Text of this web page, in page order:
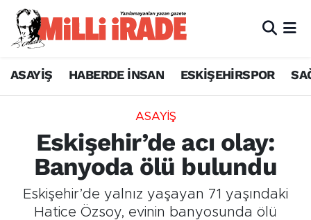
ASAYİŞ HABERDE İNSAN ESKİŞEHİRSPOR
ASAYİŞ
Eskişehir’de acı olay:
Banyoda ölü bulundu
Eskişehir’de yalnız yaşayan 71 yaşındaki
Hatice Özsoy, evinin banyosunda ölü